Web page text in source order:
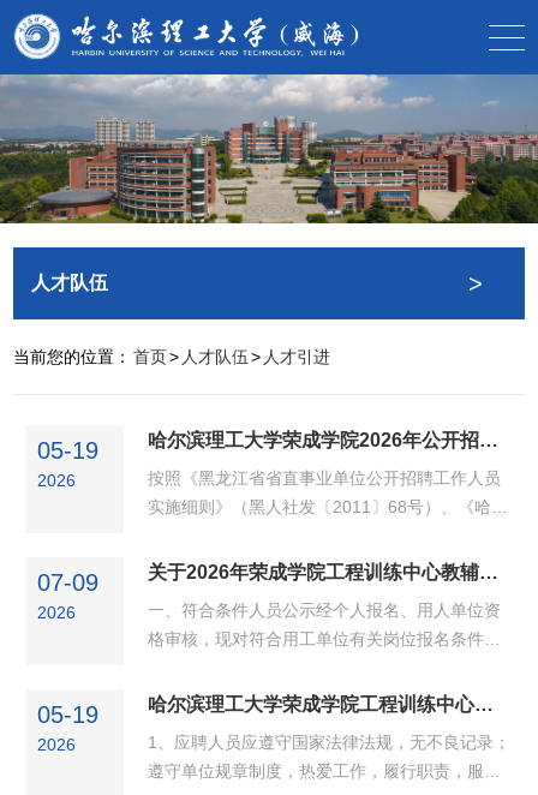
人才队伍 >
当前您的位置： 首页> 人才队伍 > 人才引进
05-19
2026
哈尔滨理工大学荣成学院2026年公开招聘教师拟聘用人员成绩公示（一）
按照《黑龙江省省直事业单位公开招聘工作人员
实施细则》（黑人社发〔2011〕68号）、《哈尔
《哈尔滨理工大学2026年度公开招聘博士教师公
教师考核成绩予以公示，公示期3个工作日。如对
公示人员有异议，可在公示期内反映，反映情况
工作单位和联系方式；对线索不清的匿名信和匿
名电话，公示期间不...
07-09
2026
关于2026年荣成学院工程训练中心教辅岗位符合条件人员公示及考核通知
一、符合条件人员公示经个人报名、用人单位资
格审核，现对符合用工单位有关岗位报名条件人
专业技术职务学历毕业院校专业腾飞男40焊接实
技术与工程宋晓旭女32增材制造实训指导教师无
研究生马来西亚国立大学微电子工程如对公示人
05-19
2026
哈尔滨理工大学荣成学院工程训练中心指导教师（教辅岗）招聘启事（6月30日更新）
1、应聘人员应遵守国家法律法规，无不良记录；
遵守单位规章制度，热爱工作，履行职责，服从